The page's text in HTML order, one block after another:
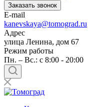
Заказать звонок
E-mail
kanevskaya@tomograd.ru
Адрес
улица Ленина, дом 67
Режим работы
Пн. – Вс.: c 8:00 - 20:00